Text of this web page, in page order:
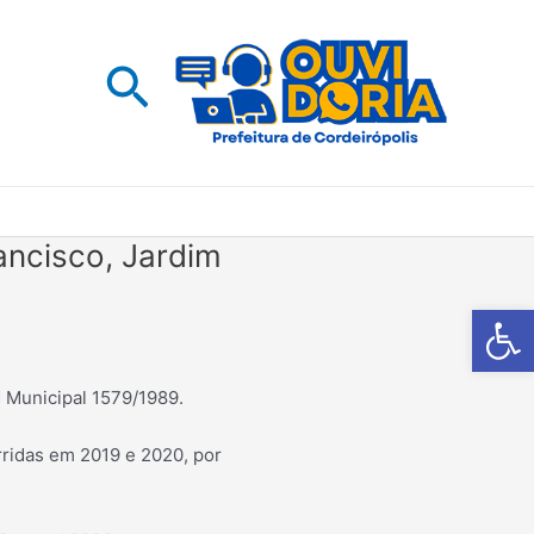
Barra de
Pesquisar
Jardim
1579/1989.
em 2019 e 2020, por